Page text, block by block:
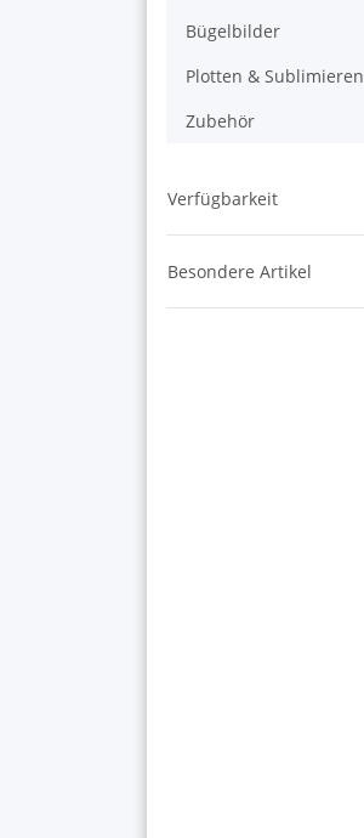
Bügelbilder
Plotten & Sublimieren
Zubehör
Verfügbarkeit
Besondere Artikel